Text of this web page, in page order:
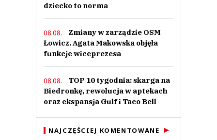
dziecko to norma
08.08.
Zmiany w zarządzie OSM
Łowicz. Agata Makowska objęła
funkcje wiceprezesa
08.08.
TOP 10 tygodnia: skarga na
Biedronkę, rewolucja w aptekach
oraz ekspansja Gulf i Taco Bell
NAJCZĘŚCIEJ KOMENTOWANE